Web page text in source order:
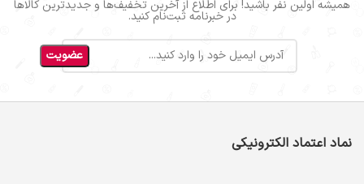
همیشه اولین نفر باشید! برای اطلاع از آخرین تخفیف‌ها و جدیدترین کالاها
در خبرنامه ثبت‌نام کنید.
نماد اعتماد الکترونیکی